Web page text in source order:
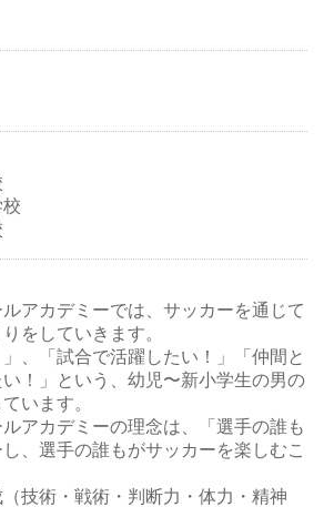
アカデミーでは、サッカーを通じて
をしていきます。
」、「試合で活躍したい！」「仲間と
！」という、幼児〜新小学生の男の
います。
アカデミーの理念は、「選手の誰も
、選手の誰もがサッカーを楽しむこ
技術・戦術・判断力・体力・精神